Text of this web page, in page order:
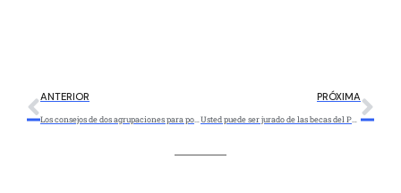
ANTERIOR
Los consejos de dos agrupaciones para postularse a las becas del Portafolio Distrital de Estímulos 2021
PRÓXIMA
Usted puede ser jurado de las becas del Portafolio Distrital de Estímulos